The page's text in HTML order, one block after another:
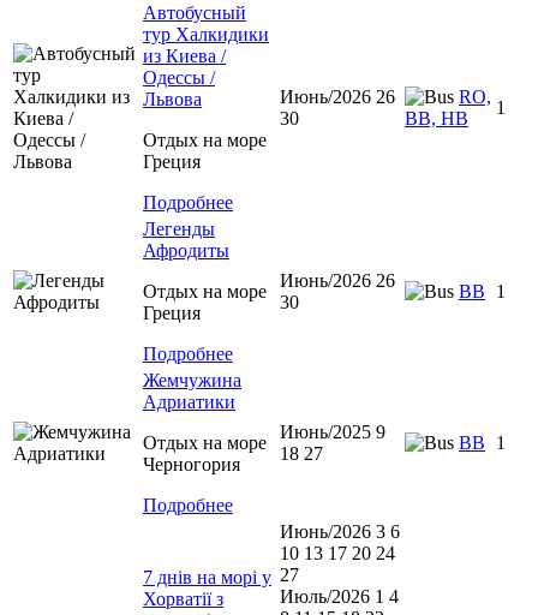
Автобусный
тур Халкидики
из Киева /
Одессы /
Львова
Отдых на море
Греция
Подробнее
Июнь/2026 26
30
RO,
BB, HB
1
Легенды
Афродиты
Отдых на море
Греция
Подробнее
Июнь/2026 26
30
ВВ 1
Жемчужина
Адриатики
Отдых на море
Черногория
Подробнее
Июнь/2025 9
18 27
BB 1
7 днів на морі у
Хорватії з
Июнь/2026 3 6
10 13 17 20 24
27
Июль/2026 1 4